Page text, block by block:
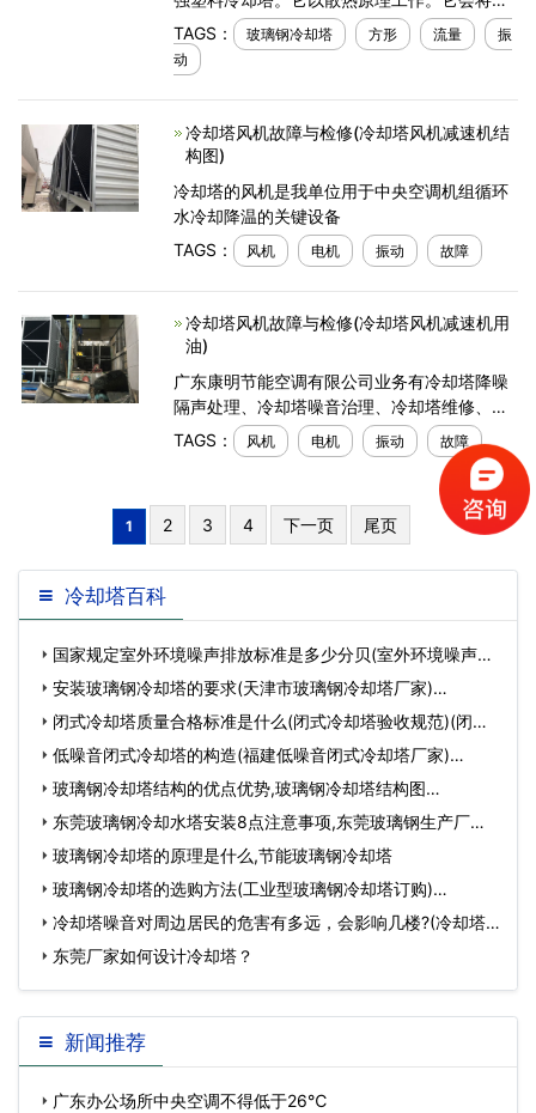
的废热排入大气。通过在低温下冷却水流。玻
璃钢冷却塔用于空调厂，化学工业，制糖业和
工程行业
TAGS： 玻璃钢冷却塔 方形 流量
振
动
冷却塔风机故障与检修(冷却塔风机减速机结
构图)
冷却塔的风机是我单位用于中央空调机组循环
水冷却降温的关键设备
TAGS：
风机 电机 振动 故障
冷却塔风机故障与检修(冷却塔风机减速机用
油)
广东康明节能空调有限公司业务有冷却塔降噪
隔声处理、冷却塔噪音治理、冷却塔维修、冷
却塔节能改造等,冷却塔厂家产品有静音冷却
塔、闭式冷却塔、横流冷却塔等品牌型号规格,
TAGS： 风机 电机 振动 故障
1 2 3 4 下一页 尾页
冷却塔百科
国家规定室外环境噪声排放标准是多少分贝(室外环境噪声标
准规范)(违反…
安装玻璃钢冷却塔的要求(天津市玻璃钢冷却塔厂家)…
闭式冷却塔质量合格标准是什么(闭式冷却塔验收规范)(闭式
冷却塔与开式…
低噪音闭式冷却塔的构造(福建低噪音闭式冷却塔厂家)…
玻璃钢冷却塔结构的优点优势,玻璃钢冷却塔结构图…
东莞玻璃钢冷却水塔安装8点注意事项,东莞玻璃钢生产厂
家…玻璃钢冷却塔的原理是什么,节能玻璃钢冷却塔
玻璃钢冷却塔的选购方法(工业型玻璃钢冷却塔订购)…
冷却塔噪音对周边居民的危害有多远，会影响几楼?(冷却塔
噪音会影响几楼)…
东莞厂家如何设计冷却塔？
新闻推荐
广东办公场所中央空调不得低于26℃